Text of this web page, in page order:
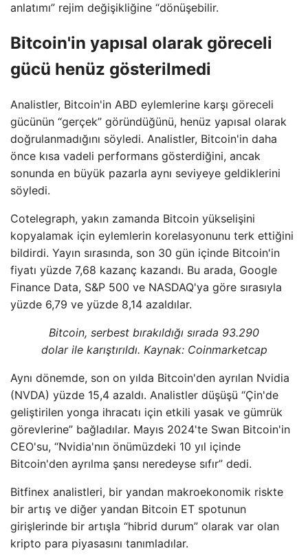
anlatımı” rejim değişikliğine “dönüşebilir.
Bitcoin'in yapısal olarak göreceli
gücü henüz gösterilmedi
Analistler, Bitcoin'in ABD eylemlerine karşı göreceli
gücünün “gerçek” göründüğünü, henüz yapısal olarak
doğrulanmadığını söyledi. Analistler, Bitcoin'in daha
önce kısa vadeli performans gösterdiğini, ancak
sonunda en büyük pazarla aynı seviyeye geldiklerini
söyledi.
Cotelegraph, yakın zamanda Bitcoin yükselişini
kopyalamak için eylemlerin korelasyonunu terk ettiğini
bildirdi. Yayın sırasında, son 30 gün içinde Bitcoin'in
fiyatı yüzde 7,68 kazanç kazandı. Bu arada, Google
Finance Data, S&P 500 ve NASDAQ'ya göre sırasıyla
yüzde 6,79 ve yüzde 8,14 azaldılar.
Bitcoin, serbest bırakıldığı sırada 93.290
dolar ile karıştırıldı. Kaynak: Coinmarketcap
Aynı dönemde, son on yılda Bitcoin'den ayrılan Nvidia
(NVDA) yüzde 15,4 azaldı. Analistler düşüşü “Çin'de
geliştirilen yonga ihracatı için etkili yasak ve gümrük
görevlerine” bağladılar. Mayıs 2024'te Swan Bitcoin'in
CEO'su, “Nvidia'nın önümüzdeki 10 yıl içinde
Bitcoin'den ayrılma şansı neredeyse sıfır” dedi.
Bitfinex analistleri, bir yandan makroekonomik riskte
bir artış ve diğer yandan Bitcoin ET spotunun
girişlerinde bir artışla “hibrid durum” olarak var olan
kripto para piyasasını tanımladılar.